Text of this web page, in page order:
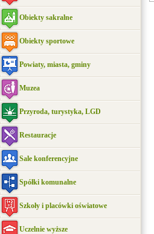
Obiekty sakralne
Obiekty sportowe
Powiaty, miasta, gminy
Muzea
Przyroda, turystyka, LGD
Restauracje
Sale konferencyjne
Spółki komunalne
Szkoły i placówki oświatowe
Uczelnie wyższe